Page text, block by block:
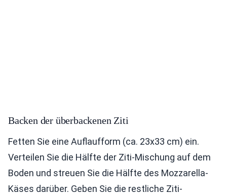
Backen der überbackenen Ziti
Fetten Sie eine Auflaufform (ca. 23x33 cm) ein.
Verteilen Sie die Hälfte der Ziti-Mischung auf dem
Boden und streuen Sie die Hälfte des Mozzarella-
Käses darüber. Geben Sie die restliche Ziti-